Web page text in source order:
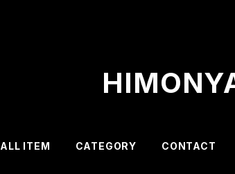
ALL ITEM CATEGORY CONTACT